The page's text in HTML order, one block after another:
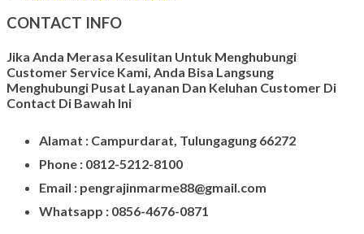
CONTACT INFO
Jika Anda Merasa Kesulitan Untuk Menghubungi
Customer Service Kami, Anda Bisa Langsung
Menghubungi Pusat Layanan Dan Keluhan Customer Di
Contact Di Bawah Ini
Alamat : Campurdarat, Tulungagung 66272
Phone : 0812-5212-8100
Email : pengrajinmarme88@gmail.com
Whatsapp : 0856-4676-0871